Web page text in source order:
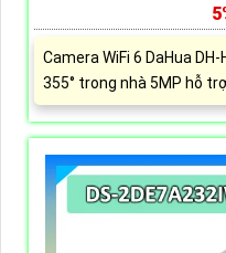
Camera WiFi 6 DaHua
355° trong nhà 5MP hỗ